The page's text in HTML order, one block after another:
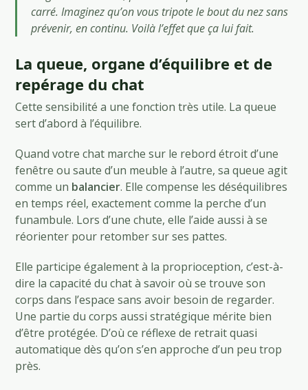
carré. Imaginez qu’on vous tripote le bout du nez sans
prévenir, en continu. Voilà l’effet que ça lui fait.
La queue, organe d’équilibre et de
repérage du chat
Cette sensibilité a une fonction très utile. La queue
sert d’abord à l’équilibre.
Quand votre chat marche sur le rebord étroit d’une
fenêtre ou saute d’un meuble à l’autre, sa queue agit
comme un balancier. Elle compense les déséquilibres
en temps réel, exactement comme la perche d’un
funambule. Lors d’une chute, elle l’aide aussi à se
réorienter pour retomber sur ses pattes.
Elle participe également à la proprioception, c’est-à-
dire la capacité du chat à savoir où se trouve son
corps dans l’espace sans avoir besoin de regarder.
Une partie du corps aussi stratégique mérite bien
d’être protégée. D’où ce réflexe de retrait quasi
automatique dès qu’on s’en approche d’un peu trop
près.